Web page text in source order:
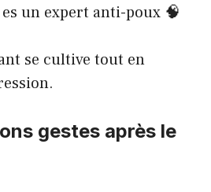
un expert anti-poux 🧠
se cultive tout en
gestes après le